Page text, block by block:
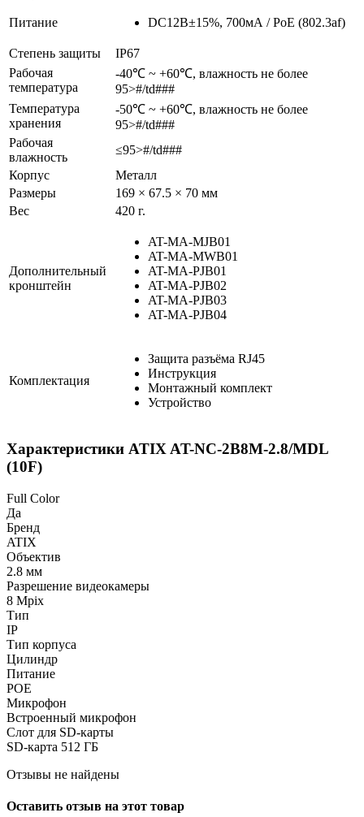
Питание DC12В±15%, 700мА / PoE (802.3af)
Степень защиты
IP67
Рабочая
температура
-40℃ ~ +60℃, влажность не более
95>#/td###
Температура
хранения
-50℃ ~ +60℃, влажность не более
95>#/td###
Рабочая
влажность
≤95>#/td###
Корпус
Металл
Размеры
169 × 67.5 × 70 мм
Вес
420 г.
Дополнительный
кронштейн
AT-MA-MJB01
AT-MA-MWB01
AT-MA-PJB01
AT-MA-PJB02
AT-MA-PJB03
AT-MA-PJB04
Комплектация
Защита разъёма RJ45
Инструкция
Монтажный комплект
Устройство
Характеристики ATIX AT-NC-2B8M-2.8/MDL
(10F)
Full Color
Да
Бренд
ATIX
Объектив
2.8 мм
Разрешение видеокамеры
8 Mpix
Тип
IP
Тип корпуса
Цилиндр
Питание
POE
Микрофон
Встроенный микрофон
Слот для SD-карты
SD-карта 512 ГБ
Отзывы не найдены
Оставить отзыв на этот товар